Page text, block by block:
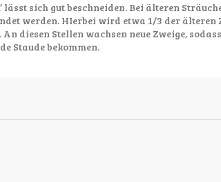
lässt sich gut beschneiden. Bei älteren
werden. HIerbei wird etwa 1/3 der älteren
diesen Stellen wachsen neue Zweige,
Staude bekommen.